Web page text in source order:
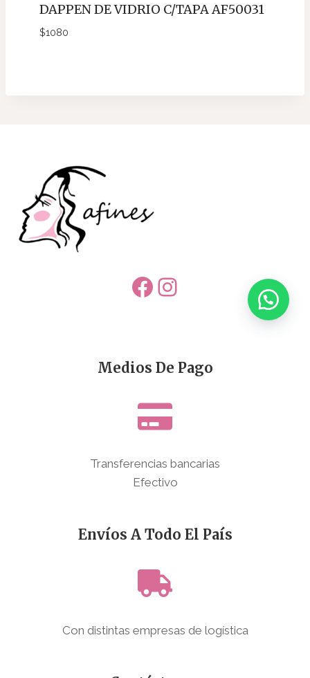
DAPPEN DE VIDRIO C/TAPA AF50031
$1080
Facebook
Instagram
Medios De Pago
Transferencias bancarias
Efectivo
Envíos A Todo El País
Con distintas empresas de logística